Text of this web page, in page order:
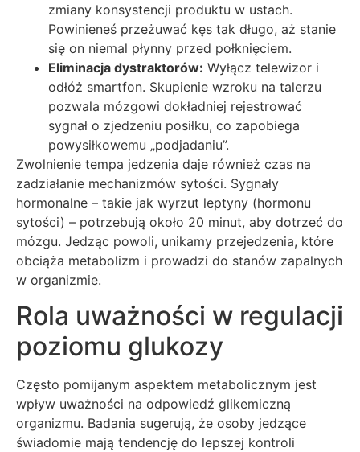
zmiany konsystencji produktu w ustach.
Powinieneś przeżuwać kęs tak długo, aż stanie
się on niemal płynny przed połknięciem.
Eliminacja dystraktorów: Wyłącz telewizor i
odłóż smartfon. Skupienie wzroku na talerzu
pozwala mózgowi dokładniej rejestrować
sygnał o zjedzeniu posiłku, co zapobiega
powysiłkowemu „podjadaniu”.
Zwolnienie tempa jedzenia daje również czas na
zadziałanie mechanizmów sytości. Sygnały
hormonalne – takie jak wyrzut leptyny (hormonu
sytości) – potrzebują około 20 minut, aby dotrzeć do
mózgu. Jedząc powoli, unikamy przejedzenia, które
obciąża metabolizm i prowadzi do stanów zapalnych
w organizmie.
Rola uważności w regulacji
poziomu glukozy
Często pomijanym aspektem metabolicznym jest
wpływ uważności na odpowiedź glikemiczną
organizmu. Badania sugerują, że osoby jedzące
świadomie mają tendencję do lepszej kontroli